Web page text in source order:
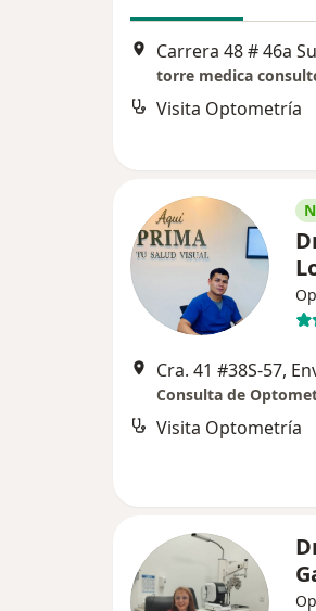
Carrera 48 # 46a
Visita Optometría
Cra. 41 #38S-57,
Consulta de
Visita Optometría